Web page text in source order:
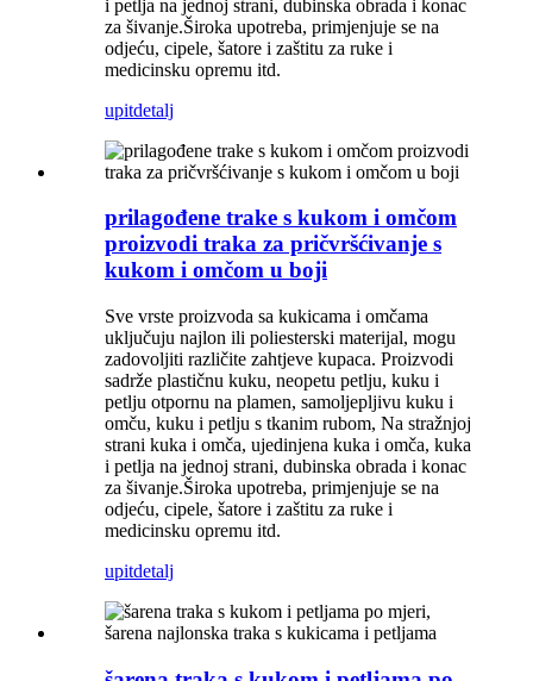
i petlja na jednoj strani, dubinska obrada i konac
za šivanje.Široka upotreba, primjenjuje se na
odjeću, cipele, šatore i zaštitu za ruke i
medicinsku opremu itd.
upitdetalj
prilagođene trake s kukom i omčom
proizvodi traka za pričvršćivanje s
kukom i omčom u boji
Sve vrste proizvoda sa kukicama i omčama
uključuju najlon ili poliesterski materijal, mogu
zadovoljiti različite zahtjeve kupaca. Proizvodi
sadrže plastičnu kuku, neopetu petlju, kuku i
petlju otpornu na plamen, samoljepljivu kuku i
omču, kuku i petlju s tkanim rubom, Na stražnjoj
strani kuka i omča, ujedinjena kuka i omča, kuka
i petlja na jednoj strani, dubinska obrada i konac
za šivanje.Široka upotreba, primjenjuje se na
odjeću, cipele, šatore i zaštitu za ruke i
medicinsku opremu itd.
upitdetalj